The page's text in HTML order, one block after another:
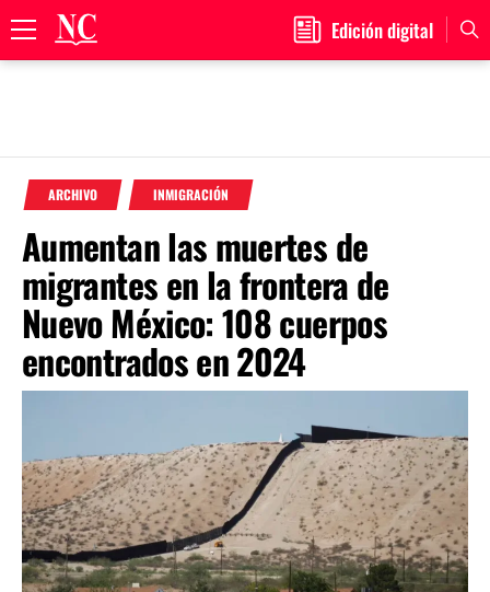
content
Edición digital
ARCHIVO INMIGRACIÓN
Aumentan las muertes de
migrantes en la frontera de
Nuevo México: 108 cuerpos
encontrados en 2024